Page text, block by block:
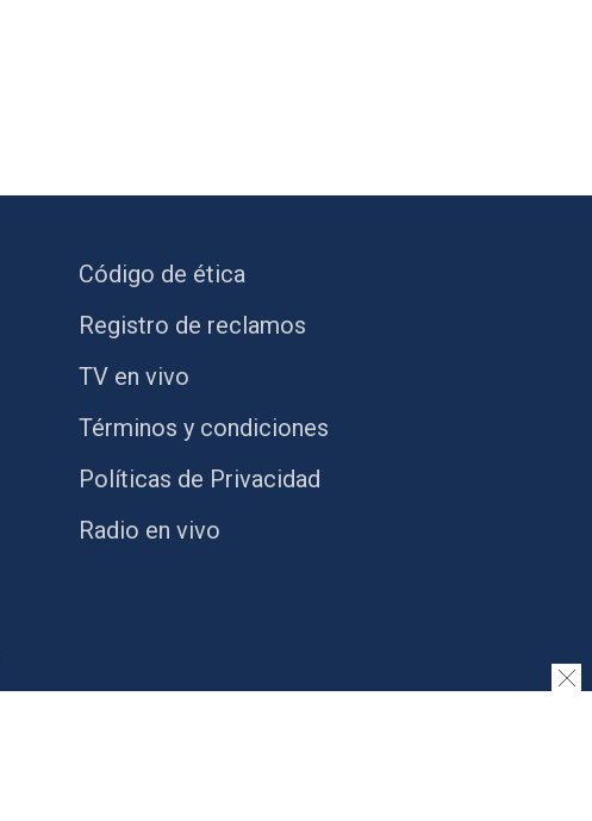
Código de ética
Registro de reclamos
TV en vivo
Términos y condiciones
Políticas de Privacidad
Radio en vivo